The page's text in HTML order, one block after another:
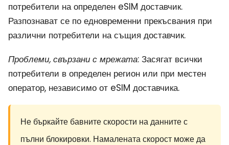
потребители на определен eSIM доставчик.
Разпознават се по едновременни прекъсвания при
различни потребители на същия доставчик.
Проблеми, свързани с мрежата: Засягат всички
потребители в определен регион или при местен
оператор, независимо от eSIM доставчика.
Не бъркайте бавните скорости на данните с
пълни блокировки. Намалената скорост може да